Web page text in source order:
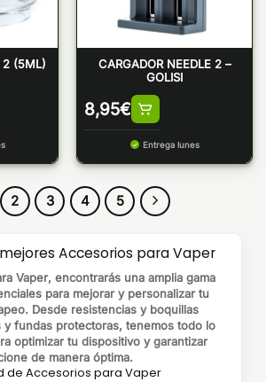
2 (5ML)
CARGADOR NEEDLE 2 –
GOLISI
8,95€
Entrega lunes
2 3 4 5
Accesorios para Vaper
Vaper, encontrarás una amplia gama
para mejorar y personalizar tu
Desde resistencias y boquillas
y fundas protectoras, tenemos todo lo
optimizar tu dispositivo y garantizar
de manera óptima.
de Accesorios para Vaper